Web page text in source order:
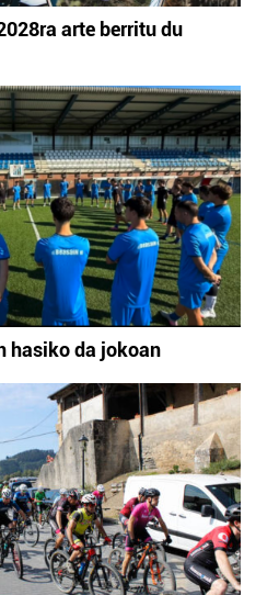
arte berritu du
hasiko da jokoan